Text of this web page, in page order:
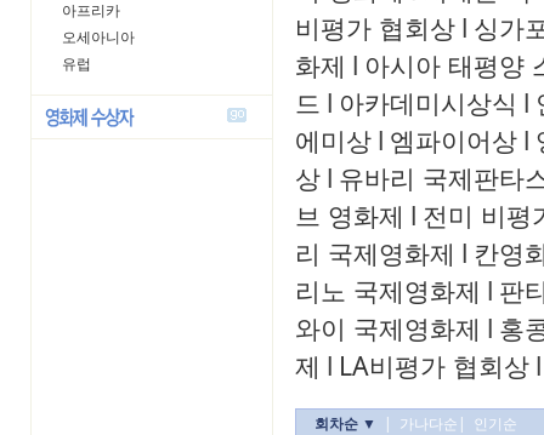
아프리카
오세아니아
유럽
비평가 협회상 l 싱가
화제 l 아시아 태평양
드 l 아카데미시상식 l
에미상 l 엠파이어상 l
상 l 유바리 국제판타
브 영화제 l 전미 비평
리 국제영화제 l 칸영
리노 국제영화제 l 판
와이 국제영화제 l 홍
제 l LA비평가 협회상 l
회차순 ▼ | 가나다순 | 인기순